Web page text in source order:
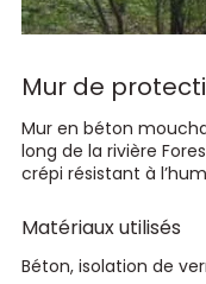
Mur de
Mur en béton
long de la rivière
crépi résistant à
Matériaux utilisés
Béton, isolation de